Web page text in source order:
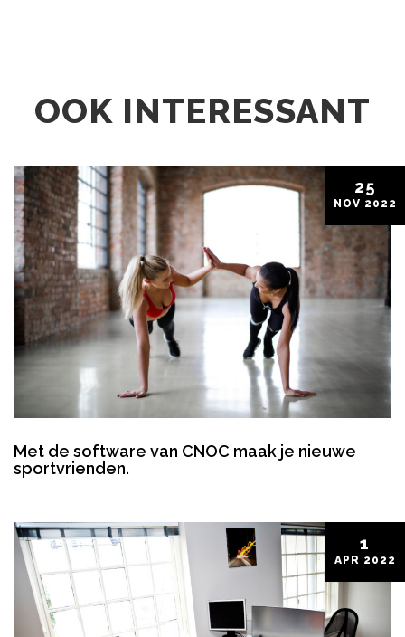
OOK INTERESSANT
25
NOV 2022
Met de software van CNOC maak je nieuwe
sportvrienden.
1
APR 2022